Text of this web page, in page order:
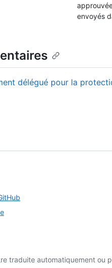
envoyés
délégué pour la
traduite automatiquement ou